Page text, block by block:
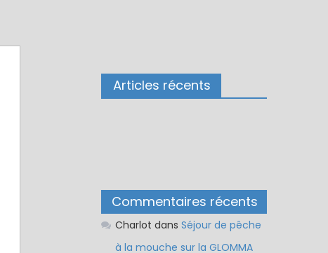
Articles récents
Commentaires récents
Charlot dansSéjour de pêche
à la mouche sur la GLOMMA